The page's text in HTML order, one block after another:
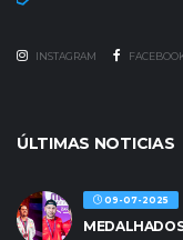
INSTAGRAM
ÚLTIMAS NOTICIAS
09-07-2025